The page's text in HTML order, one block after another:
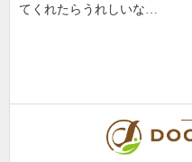
てくれたらうれしいな…